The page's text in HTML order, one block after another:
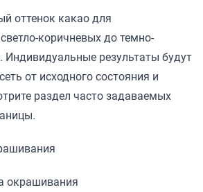
оттенок какао для
коричневых до темно-
Индивидуальные результаты будут
от исходного состояния и
раздел часто задаваемых
окрашивания